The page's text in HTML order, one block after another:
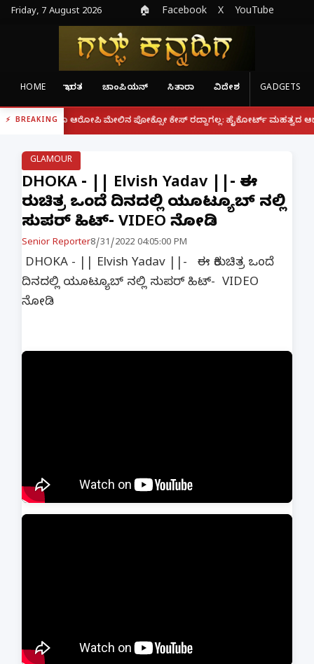
Friday, 7 August 2026 🏠 Facebook X YouTube
HOME ಭಾರತ ಚಾಂಪಿಯನ್ ಸಿತಾರಾ ವಿದೇಶ GADGETS
BREAKING
ಆರೋಪಿ ಮೇಲಿನ ಪೋಕ್ಸೋ ಕೇಸ್ ರದ್ದಾಗಲ್ಲ: ಹೈಕೋರ್ಟ್ ಮಹತ್ವದ ಆದೇಶ | ಫೋನ್
GLAMOUR
DHOKA - || Elvish Yadav ||- ಈ
ಕಿರುಚಿತ್ರ ಒಂದೆ ದಿನದಲ್ಲಿ ಯೂಟ್ಯೂಬ್ ನಲ್ಲಿ
ಸುಪರ್ ಹಿಟ್- VIDEO ನೋಡಿ
Senior Reporter8/31/2022 04:05:00 PM
DHOKA - || Elvish Yadav ||- ಈ ಕಿರುಚಿತ್ರ ಒಂದೆ
ದಿನದಲ್ಲಿ ಯೂಟ್ಯೂಬ್ ನಲ್ಲಿ ಸುಪರ್ ಹಿಟ್- VIDEO
ನೋಡಿ